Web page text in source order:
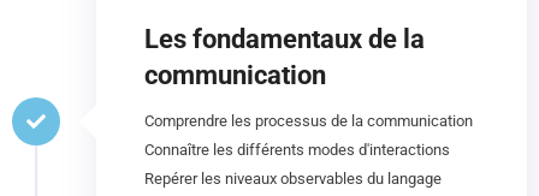
Les fondamentaux de la
communication
Comprendre les processus de la communication
Connaître les différents modes d'interactions
Repérer les niveaux observables du langage